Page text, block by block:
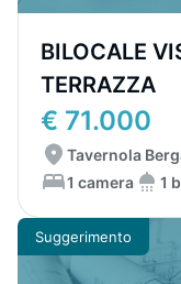
BILOCALE
TERRAZZA
€ 71.000
Tavernola
1 camera
1
Suggerimento